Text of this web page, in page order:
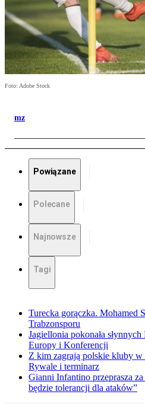
Foto: Adobe Stock
mz
Powiązane
Polecane
Najnowsze
Tagi
Turecka gorączka. Mohamed
Trabzonsporu
Jagiellonia pokonała
Europy i Konferencji
Z kim zagrają polskie kluby w
Rywale i terminarz
Gianni Infantino przeprasza za
będzie tolerancji dla ataków”